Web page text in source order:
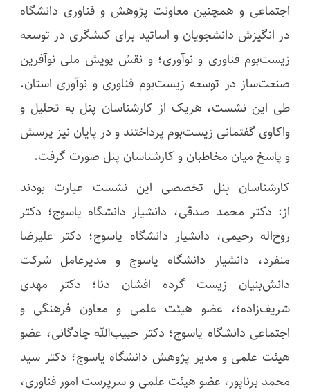
اجتماعی و همچنین معاونت پژوهش و فناوری دانشگاه
در انگیزش دانشجویان و اساتید برای کنشگری در توسعه
زیست‌بوم فناوری و نوآوری؛ و نقش پویش ملی نوآفرین
صنعت‌ساز در توسعه زیست‌بوم فناوری و نوآوری استان.
طی این نشست، هریک از کارشناسان پنل به تحلیل و
واکاوی گفتمانی زیست‌بوم پرداختند و در پایان نیز پرسش
و پاسخ میان مخاطبان و کارشناسان پنل صورت گرفت.
کارشناسان پنل تخصصی این نشست عبارت بودند
از: دکتر محمد صدقی، دانشیار دانشگاه یاسوج؛ دکتر
روح‌اله رحیمی، دانشیار دانشگاه یاسوج؛ دکتر علیرضا
منفرد، دانشیار دانشگاه یاسوج و مدیرعامل شرکت
دانش‌بنیان زیست گرده افشان دنا؛ دکتر مهدی
شریف‌زاده؛، عضو هیئت علمی و معاون فرهنگی و
اجتماعی دانشگاه یاسوج؛ دکتر حبیب‌الله چادگانی، عضو
هیئت علمی و مدیر پژوهش دانشگاه یاسوج؛ دکتر سید
محمد برناپور، عضو هیئت علمی و سرپرست امور فناوری،